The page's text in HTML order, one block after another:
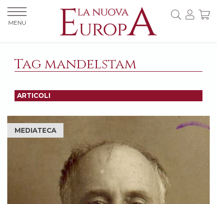
Tag mandelstam
ARTICOLI
MEDIATECA
MENU